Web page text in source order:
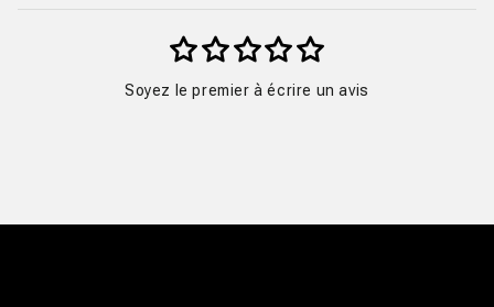
Soyez le premier à écrire un avis